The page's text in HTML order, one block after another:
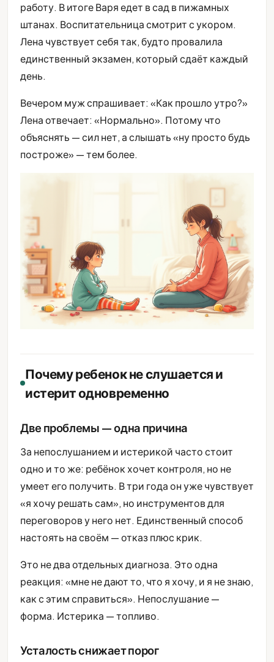
работу. В итоге Варя едет в сад в пижамных
штанах. Воспитательница смотрит с укором.
Лена чувствует себя так, будто провалила
единственный экзамен, который сдаёт каждый
день.
Вечером муж спрашивает: «Как прошло утро?»
Лена отвечает: «Нормально». Потому что
объяснять — сил нет, а слышать «ну просто будь
построже» — тем более.
Почему ребенок не слушается и
истерит одновременно
Две проблемы — одна причина
За непослушанием и истерикой часто стоит
одно и то же: ребёнок хочет контроля, но не
умеет его получить. В три года он уже чувствует
«я хочу решать сам», но инструментов для
переговоров у него нет. Единственный способ
настоять на своём — отказ плюс крик.
Это не два отдельных диагноза. Это одна
реакция: «мне не дают то, что я хочу, и я не знаю,
как с этим справиться». Непослушание —
форма. Истерика — топливо.
Усталость снижает порог